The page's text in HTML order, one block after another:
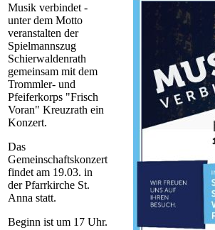
Musik verbindet -
unter dem Motto
veranstalten der
Spielmannszug
Schierwaldenrath
gemeinsam mit dem
Trommler- und
Pfeiferkorps "Frisch
Voran" Kreuzrath ein
Konzert.
Das
Gemeinschaftskonzert
findet am 19.03. in
der Pfarrkirche St.
Anna statt.
Beginn ist um 17 Uhr.